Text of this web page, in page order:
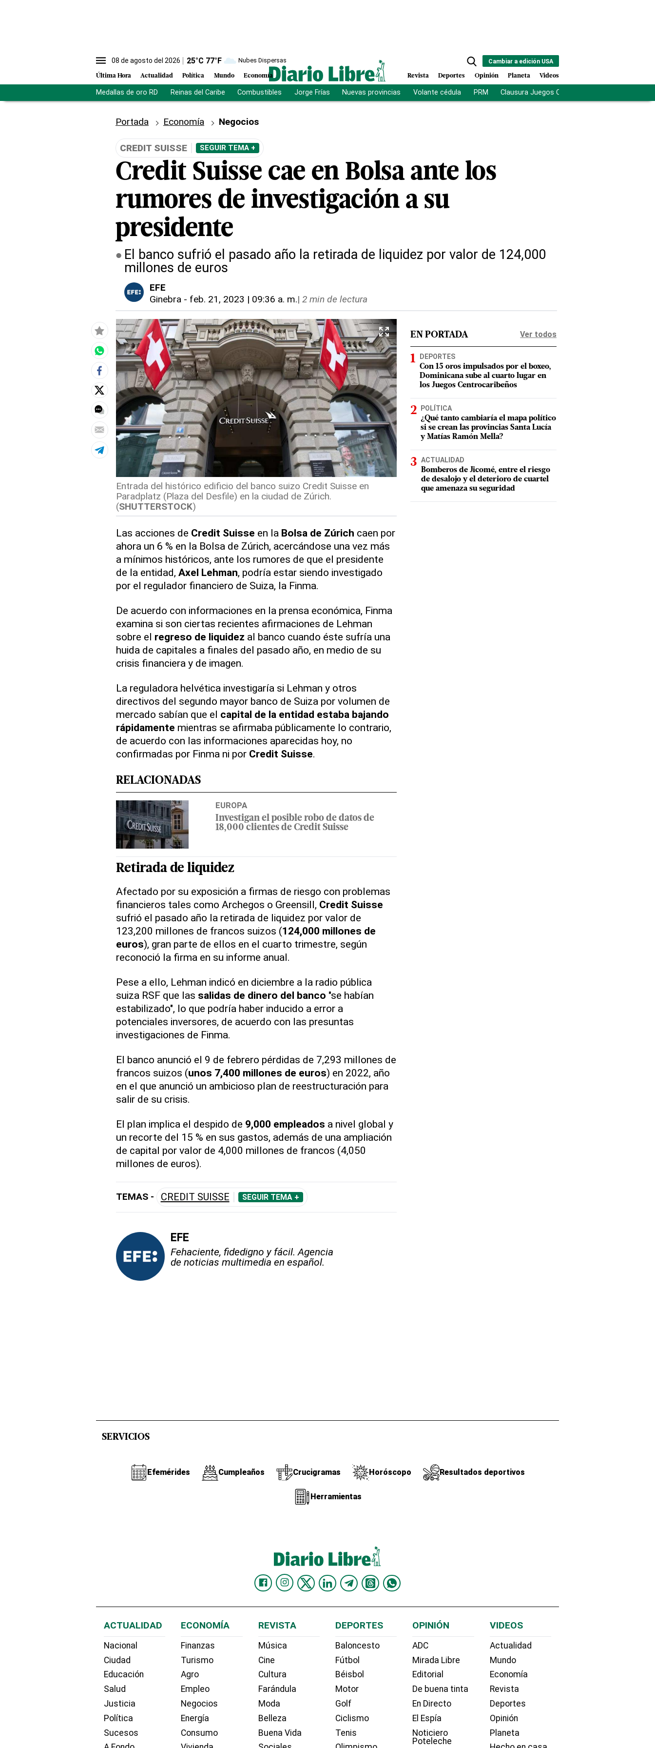
08 de agosto del 2026 25°C 77°F Nubes Dispersas
Última Hora Actualidad Política Mundo Economía
Cambiar a edición USA
Revista Deportes Opinión Planeta Videos
Medallas de oro RD Reinas del Caribe Combustibles Jorge Frías Nuevas provincias Volante cédula PRM Clausura Juegos Centroamericanos
Portada Economía Negocios
CREDIT SUISSE SEGUIR TEMA +
Credit Suisse cae en Bolsa ante los
rumores de investigación a su
presidente
El banco sufrió el pasado año la retirada de liquidez por valor de 124,000
millones de euros
EFE
Ginebra - feb. 21, 2023 | 09:36 a. m.| 2 min de lectura
Entrada del histórico edificio del banco suizo Credit Suisse en
Paradplatz (Plaza del Desfile) en la ciudad de Zúrich.
(SHUTTERSTOCK)
Las acciones de Credit Suisse en la Bolsa de Zúrich caen por
ahora un 6 % en la Bolsa de Zúrich, acercándose una vez más
a mínimos históricos, ante los rumores de que el presidente
de la entidad, Axel Lehman, podría estar siendo investigado
por el regulador financiero de Suiza, la Finma.
De acuerdo con informaciones en la prensa económica, Finma
examina si son ciertas recientes afirmaciones de Lehman
sobre el regreso de liquidez al banco cuando éste sufría una
huida de capitales a finales del pasado año, en medio de su
crisis financiera y de imagen.
La reguladora helvética investigaría si Lehman y otros
directivos del segundo mayor banco de Suiza por volumen de
mercado sabían que el capital de la entidad estaba bajando
rápidamente mientras se afirmaba públicamente lo contrario,
de acuerdo con las informaciones aparecidas hoy, no
confirmadas por Finma ni por Credit Suisse.
RELACIONADAS
EUROPA
Investigan el posible robo de datos de
18,000 clientes de Credit Suisse
Retirada de liquidez
Afectado por su exposición a firmas de riesgo con problemas
financieros tales como Archegos o Greensill, Credit Suisse
sufrió el pasado año la retirada de liquidez por valor de
123,200 millones de francos suizos (124,000 millones de
euros), gran parte de ellos en el cuarto trimestre, según
reconoció la firma en su informe anual.
Pese a ello, Lehman indicó en diciembre a la radio pública
suiza RSF que las salidas de dinero del banco "se habían
estabilizado", lo que podría haber inducido a error a
potenciales inversores, de acuerdo con las presuntas
investigaciones de Finma.
El banco anunció el 9 de febrero pérdidas de 7,293 millones de
francos suizos (unos 7,400 millones de euros) en 2022, año
en el que anunció un ambicioso plan de reestructuración para
salir de su crisis.
El plan implica el despido de 9,000 empleados a nivel global y
un recorte del 15 % en sus gastos, además de una ampliación
de capital por valor de 4,000 millones de francos (4,050
millones de euros).
TEMAS - CREDIT SUISSE SEGUIR TEMA +
EFE
Fehaciente, fidedigno y fácil. Agencia
de noticias multimedia en español.
EN PORTADA Ver todos
DEPORTES
Con 15 oros impulsados por el boxeo,
Dominicana sube al cuarto lugar en
los Juegos Centrocaribeños
POLÍTICA
¿Qué tanto cambiaría el mapa político
si se crean las provincias Santa Lucía
y Matías Ramón Mella?
ACTUALIDAD
Bomberos de Jicomé, entre el riesgo
de desalojo y el deterioro de cuartel
que amenaza su seguridad
SERVICIOS
Efemérides Cumpleaños Crucigramas Horóscopo Resultados deportivos
Herramientas
ACTUALIDAD
Nacional
Ciudad
Educación
Salud
Justicia
Política
Sucesos
ECONOMÍA
Finanzas
Turismo
Agro
Empleo
Negocios
Energía
Consumo
REVISTA
Música
Cine
Cultura
Farándula
Moda
Belleza
Buena Vida
DEPORTES
Baloncesto
Fútbol
Béisbol
Motor
Golf
Ciclismo
Tenis
OPINIÓN
ADC
Mirada Libre
Editorial
De buena tinta
En Directo
El Espía
Noticiero
Poteleche
VIDEOS
Actualidad
Mundo
Economía
Revista
Deportes
Opinión
Planeta